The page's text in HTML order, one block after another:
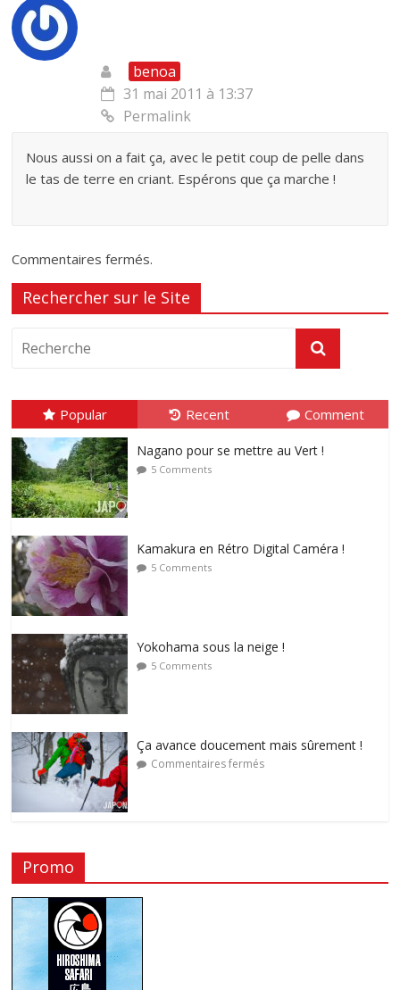
benoa
31 mai 2011 à 13:37
Permalink
Nous aussi on a fait ça, avec le petit coup de pelle dans
le tas de terre en criant. Espérons que ça marche !
Commentaires fermés.
Rechercher sur le Site
Popular Recent Comment
Nagano pour se mettre au Vert !
5 Comments
Kamakura en Rétro Digital Caméra !
5 Comments
Yokohama sous la neige !
5 Comments
Ça avance doucement mais sûrement !
Commentaires fermés
Promo